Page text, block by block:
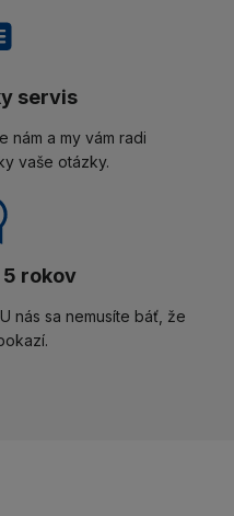
servis
nám a my vám radi
vaše otázky.
5 rokov
nás sa nemusíte báť, že